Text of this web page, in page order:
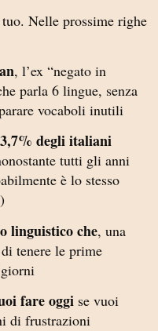
Nelle prossime righe
, l’ex “negato in
parla 6 lingue, senza
vocaboli inutili
degli italiani
tutti gli anni
è lo stesso
linguistico che, una
tenere le prime
fare oggi se vuoi
di frustrazioni